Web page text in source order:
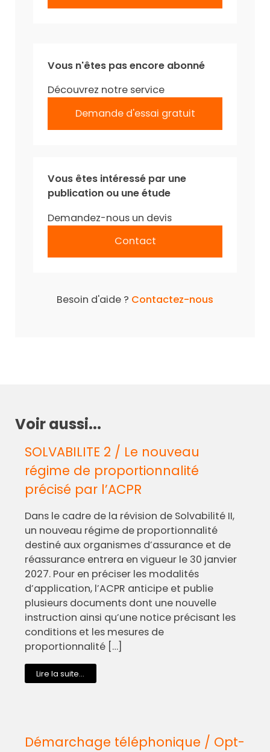
Vous n'êtes pas encore abonné
Découvrez notre service
Demande d'essai gratuit
Vous êtes intéressé par une
publication ou une étude
Demandez-nous un devis
Contact
Besoin d'aide ? Contactez-nous
Voir aussi...
SOLVABILITE 2 / Le nouveau
régime de proportionnalité
précisé par l’ACPR
Dans le cadre de la révision de Solvabilité II,
un nouveau régime de proportionnalité
destiné aux organismes d’assurance et de
réassurance entrera en vigueur le 30 janvier
2027. Pour en préciser les modalités
d’application, l’ACPR anticipe et publie
plusieurs documents dont une nouvelle
instruction ainsi qu’une notice précisant les
conditions et les mesures de
proportionnalité […]
Lire la suite...
Démarchage téléphonique / Opt-